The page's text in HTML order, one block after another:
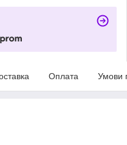
Оплата Умови